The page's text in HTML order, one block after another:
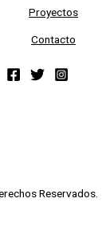
Proyectos
Contacto
Reservados.